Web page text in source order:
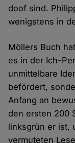
doof sind.
wenigstens in
Möllers Buch
es in der Ich-
unmittelbare
befördert,
Anfang an
den ersten 200
linksgrün er ist,
vermuteten